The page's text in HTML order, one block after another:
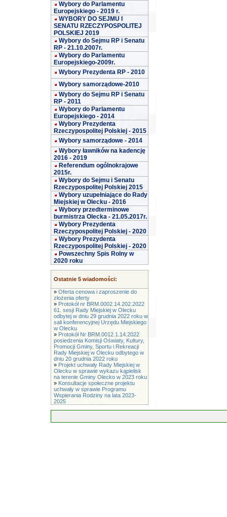
Wybory do Parlamentu
Europejskiego - 2019 r.
WYBORY DO SEJMU I
SENATU RZECZYPOSPOLITEJ
POLSKIEJ 2019
Wybory do Sejmu RP i Senatu
RP - 21.10.2007r.
Wybory do Parlamentu
Europejskiego-2009r.
Wybory Prezydenta RP - 2010
Wybory samorządowe-2010
Wybory do Sejmu RP i Senatu
RP - 2011
Wybory do Parlamentu
Europejskiego - 2014
Wybory Prezydenta
Rzeczypospolitej Polskiej - 2015
Wybory samorządowe - 2014
Wybory ławników na kadencję
2016 - 2019
Referendum ogólnokrajowe
2015r.
Wybory do Sejmu i Senatu
Rzeczypospolitej Polskiej 2015
Wybory uzupełniające do Rady
Miejskiej w Olecku - 2016
Wybory przedterminowe
burmistrza Olecka - 21.05.2017r.
Wybory Prezydenta
Rzeczypospolitej Polskiej - 2020
Wybory Prezydenta
Rzeczypospolitej Polskiej - 2020
Powszechny Spis Rolny w
2020 roku
Ostatnie 5 wiadomości:
» Oferta cenowa i zaproszenie do
złożenia oferty
» Protokół nr BRM.0002.14.202.2022
61. sesji Rady Miejskiej w Olecku
odbytej w dniu 29 grudnia 2022 roku w
sali konferencyjnej Urzędu Miejskiego
w Olecku
» Protokół Nr BRM.0012.1.14.2022
posiedzenia Komisji Oświaty, Kultury,
Promocji Gminy, Sportu i Rekreacji
Rady Miejskiej w Olecku odbytego w
dniu 20 grudnia 2022 roku
» Projekt uchwały Rady Miejskiej w
Olecku w sprawie wykazu kąpielisk
na terenie Gminy Olecko w 2023 roku
» Konsultacje społeczne projektu
uchwały w sprawie Programu
Wspierania Rodziny na lata 2023-
2025